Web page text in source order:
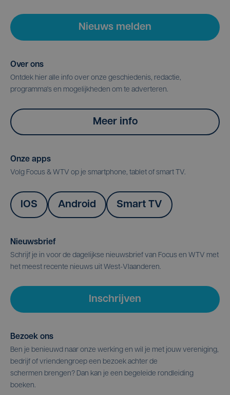
Nieuws melden
Over ons
Ontdek hier alle info over onze geschiedenis, redactie,
programma's en mogelijkheden om te adverteren.
Meer info
Onze apps
Volg Focus & WTV op je smartphone, tablet of smart TV.
IOS Android Smart TV
Nieuwsbrief
Schrijf je in voor de dagelijkse nieuwsbrief van Focus en WTV met
het meest recente nieuws uit West-Vlaanderen.
Inschrijven
Bezoek ons
Ben je benieuwd naar onze werking en wil je met jouw vereniging,
bedrijf of vriendengroep een bezoek achter de
schermen brengen? Dan kan je een begeleide rondleiding
boeken.